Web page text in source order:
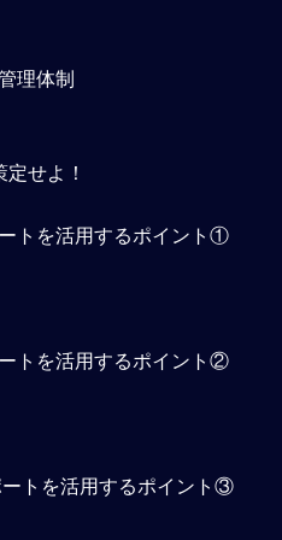
理体制
定せよ！
トを活用するポイント①
トを活用するポイント②
トを活用するポイント③